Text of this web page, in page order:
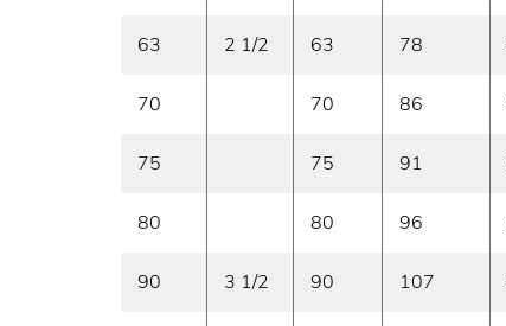
63 2 1/2 63 78
70 70 86
75 75 91
80 80 96
90 3 1/2 90 107